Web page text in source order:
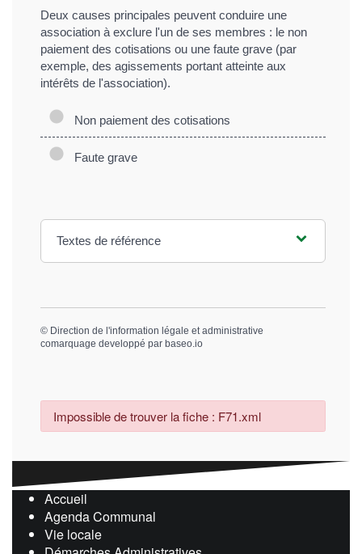
Deux causes principales peuvent conduire une
association à exclure l'un de ses membres : le non
paiement des cotisations ou une faute grave (par
exemple, des agissements portant atteinte aux
intérêts de l'association).
Non paiement des cotisations
Faute grave
Textes de référence
© Direction de l'information légale et administrative
comarquage developpé par baseo.io
Impossible de trouver la fiche : F71.xml
Accueil
Agenda Communal
Vie locale